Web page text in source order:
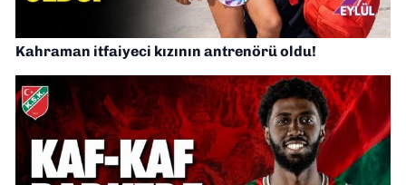
Kahraman itfaiyeci kızının antrenörü oldu!